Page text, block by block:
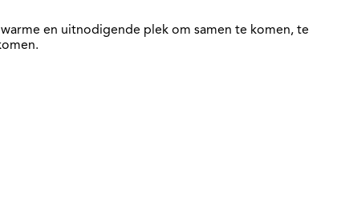
en uitnodigende plek om samen te komen, te